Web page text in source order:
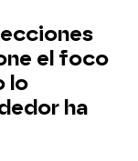
el foco
lo
ha